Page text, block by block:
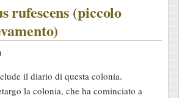
rufescens (piccolo
il diario di questa colonia.
la colonia, che ha cominciato a